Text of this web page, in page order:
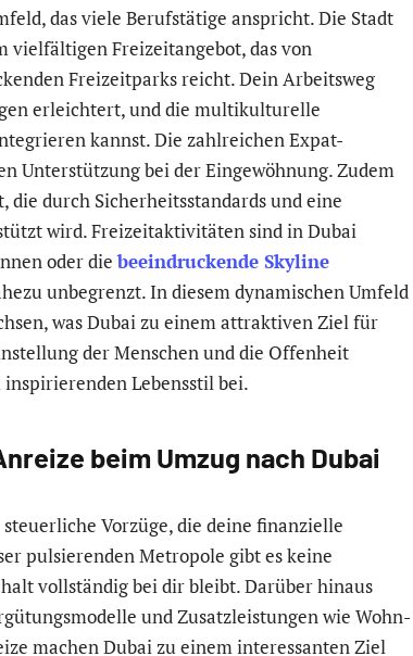
das viele Berufstätige anspricht. Die Stadt
Freizeitangebot, das von
Freizeitparks reicht. Dein Arbeitsweg
erleichtert, und die multikulturelle
kannst. Die zahlreichen Expat-
Unterstützung bei der Eingewöhnung. Zudem
durch Sicherheitsstandards und eine
wird. Freizeitaktivitäten sind in Dubai
oder diebeeindruckende Skyline
unbegrenzt. In diesem dynamischen Umfeld
was Dubai zu einem attraktiven Ziel für
der Menschen und die Offenheit
Lebensstil bei.
beim Umzug nach Dubai
Vorzüge, die deine finanzielle
pulsierenden Metropole gibt es keine
vollständig bei dir bleibt. Darüber hinaus
und Zusatzleistungen wie Wohn-
machen Dubai zu einem interessanten Ziel